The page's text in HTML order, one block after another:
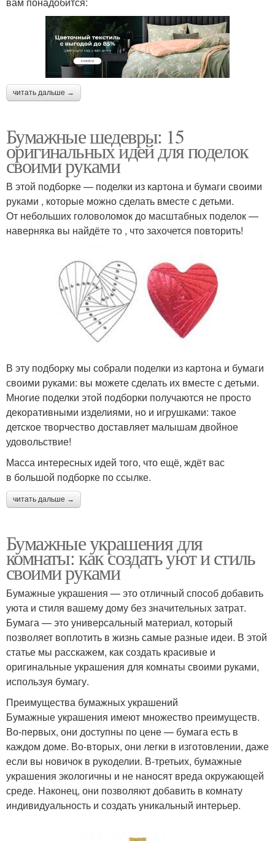
читать дальше →
Бумажные шедевры: 15
оригинальных идей для поделок
своими руками
В этой подборке — поделки из картона и бумаги своими
руками , которые можно сделать вместе с детьми.
От небольших головоломок до масштабных поделок —
наверняка вы найдёте то , что захочется повторить!
В эту подборку мы собрали поделки из картона и бумаги
своими руками: вы можете сделать их вместе с детьми.
Многие поделки этой подборки получаются не просто
декоративными изделиями, но и игрушками: такое
детское творчество доставляет малышам двойное
удовольствие!
Масса интересных идей того, что ещё, ждёт вас
в большой подборке по ссылке.
читать дальше →
Бумажные украшения для
комнаты: как создать уют и стиль
своими руками
Бумажные украшения — это отличный способ добавить
уюта и стиля вашему дому без значительных затрат.
Бумага — это универсальный материал, который
позволяет воплотить в жизнь самые разные идеи. В этой
статье мы расскажем, как создать красивые и
оригинальные украшения для комнаты своими руками,
используя бумагу.
Преимущества бумажных украшений
Бумажные украшения имеют множество преимуществ.
Во-первых, они доступны по цене — бумага есть в
каждом доме. Во-вторых, они легки в изготовлении, даже
если вы новичок в рукоделии. В-третьих, бумажные
украшения экологичны и не наносят вреда окружающей
среде. Наконец, они позволяют добавить в комнату
индивидуальность и создать уникальный интерьер.